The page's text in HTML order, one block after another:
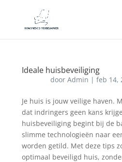
Ideale huisbeveiliging
door Admin | feb 14,
Je huis is jouw veilige haven.
dat indringers geen kans
huisbeveiliging begint bij de
slimme technologieën naar
worden getild. Met deze tips
optimaal beveiligd huis,